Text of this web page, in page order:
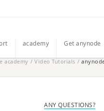
academy Get anynode
academy / Video Tutorials /
ANY QUESTIONS?